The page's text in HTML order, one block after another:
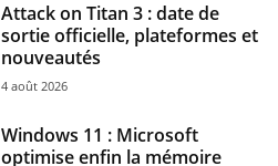
Attack on Titan 3 : date de
sortie officielle, plateformes et
nouveautés
4 août 2026
Windows 11 : Microsoft
optimise enfin la mémoire